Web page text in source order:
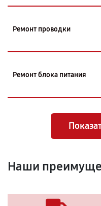
Ремонт проводки
Ремонт блока питания
Наши